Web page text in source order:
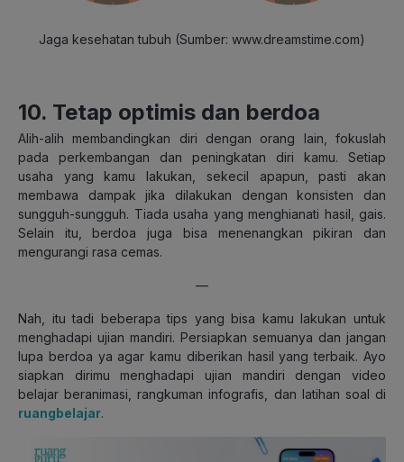
Jaga kesehatan tubuh (Sumber: www.dreamstime.com)
10. Tetap optimis dan berdoa
Alih-alih membandingkan diri dengan orang lain, fokuslah
pada perkembangan dan peningkatan diri kamu. Setiap
usaha yang kamu lakukan, sekecil apapun, pasti akan
membawa dampak jika dilakukan dengan konsisten dan
sungguh-sungguh. Tiada usaha yang menghianati hasil, gais.
Selain itu, berdoa juga bisa menenangkan pikiran dan
mengurangi rasa cemas.
—
Nah, itu tadi beberapa tips yang bisa kamu lakukan untuk
menghadapi ujian mandiri. Persiapkan semuanya dan jangan
lupa berdoa ya agar kamu diberikan hasil yang terbaik. Ayo
siapkan dirimu menghadapi ujian mandiri dengan video
belajar beranimasi, rangkuman infografis, dan latihan soal di
ruangbelajar.